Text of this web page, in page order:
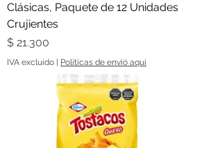
Clásicas, Paquete de 12 Unidades
Crujientes
Precio
$ 21.300
IVA excluido Políticas de envió aquí